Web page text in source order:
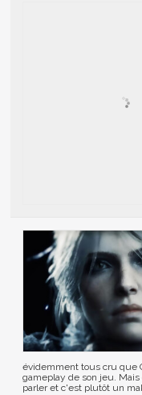
évidemment tous cru que
gameplay de son jeu.
parler et c'est plutôt un